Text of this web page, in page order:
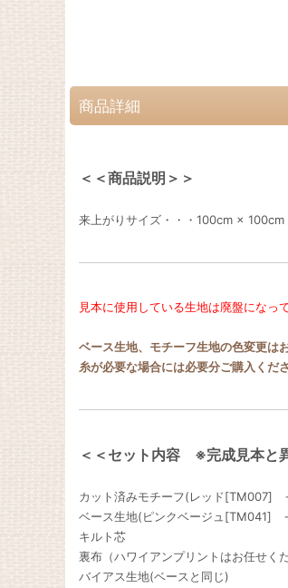
商品詳細
＜＜商品説明＞＞
来上がりサイズ・・・100cm × 100cm
見本に使用している生地は廃盤になっ
ベース生地、モチーフ生地の色変更は
糸が必要な場合には必要分ご購入くださ
＜＜セット内容 ※完成見本と
カット済みモチーフ(レッド
ベース生地(ピンクベージュ[TM041]
キルト芯
裏布（ハワイアンプリントはお任せくだ
バイアス生地(ベースと同じ)